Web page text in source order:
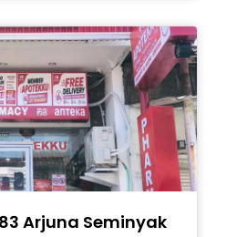
Arjuna Seminyak